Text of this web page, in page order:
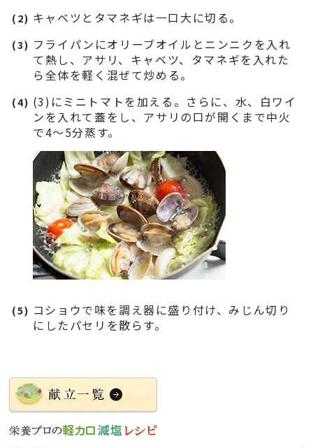
(2) キャベツとタマネギは一口大に切る。
(3) フライパンにオリーブオイルとニンニクを入れ
て熱し、アサリ、キャベツ、タマネギを入れた
ら全体を軽く混ぜて炒める。
(4) (3)にミニトマトを加える。さらに、水、白ワイ
ンを入れて蓋をし、アサリの口が開くまで中火
で4～5分蒸す。
(5) コショウで味を調え器に盛り付け、みじん切り
にしたパセリを散らす。